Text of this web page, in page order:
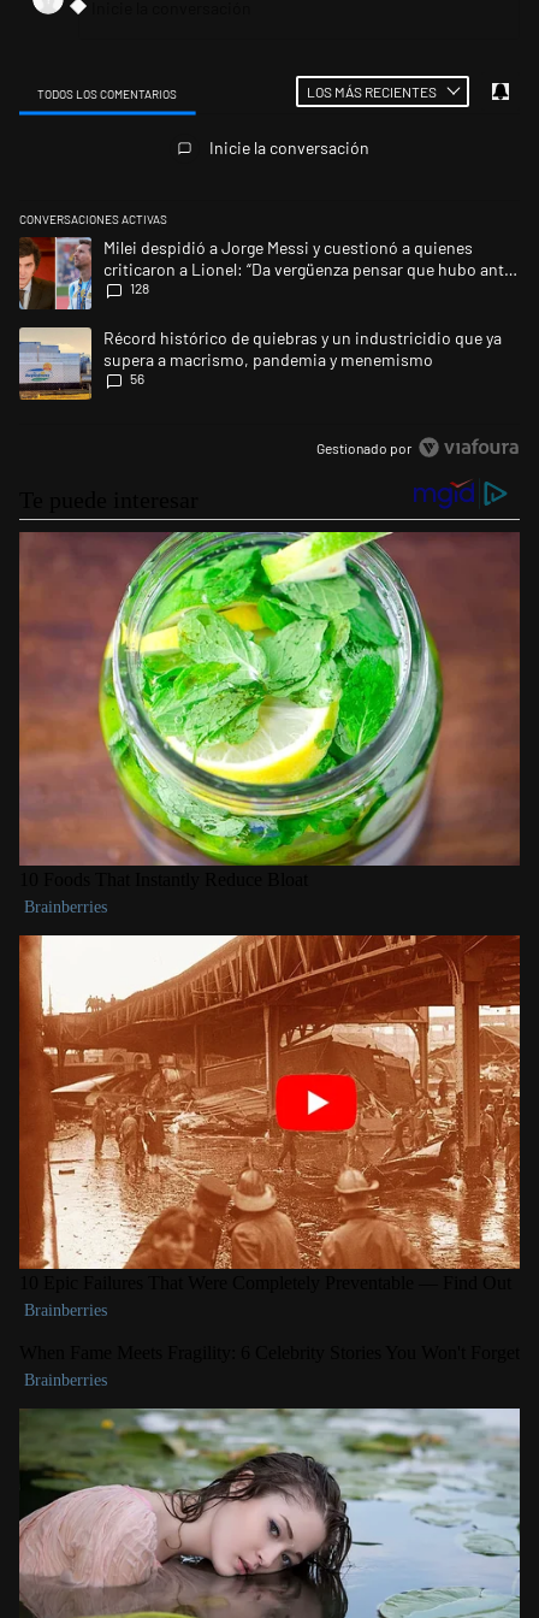
TODOS LOS COMENTARIOS LOS MÁS RECIENTES
Inicie la conversación
CONVERSACIONES ACTIVAS
Este listado muestra los artículos con más comentarios en los últimos
Un artículo de tendencia con el título "Milei despidió a Jorge Messi y
Milei despidió a Jorge Messi y cuestionó a quienes
criticaron a Lionel: “Da vergüenza pensar que hubo anti-
Messi”
128
Un artículo de tendencia con el título "Récord histórico de quiebras y
Récord histórico de quiebras y un industricidio que ya
supera a macrismo, pandemia y menemismo
56
Gestionado por